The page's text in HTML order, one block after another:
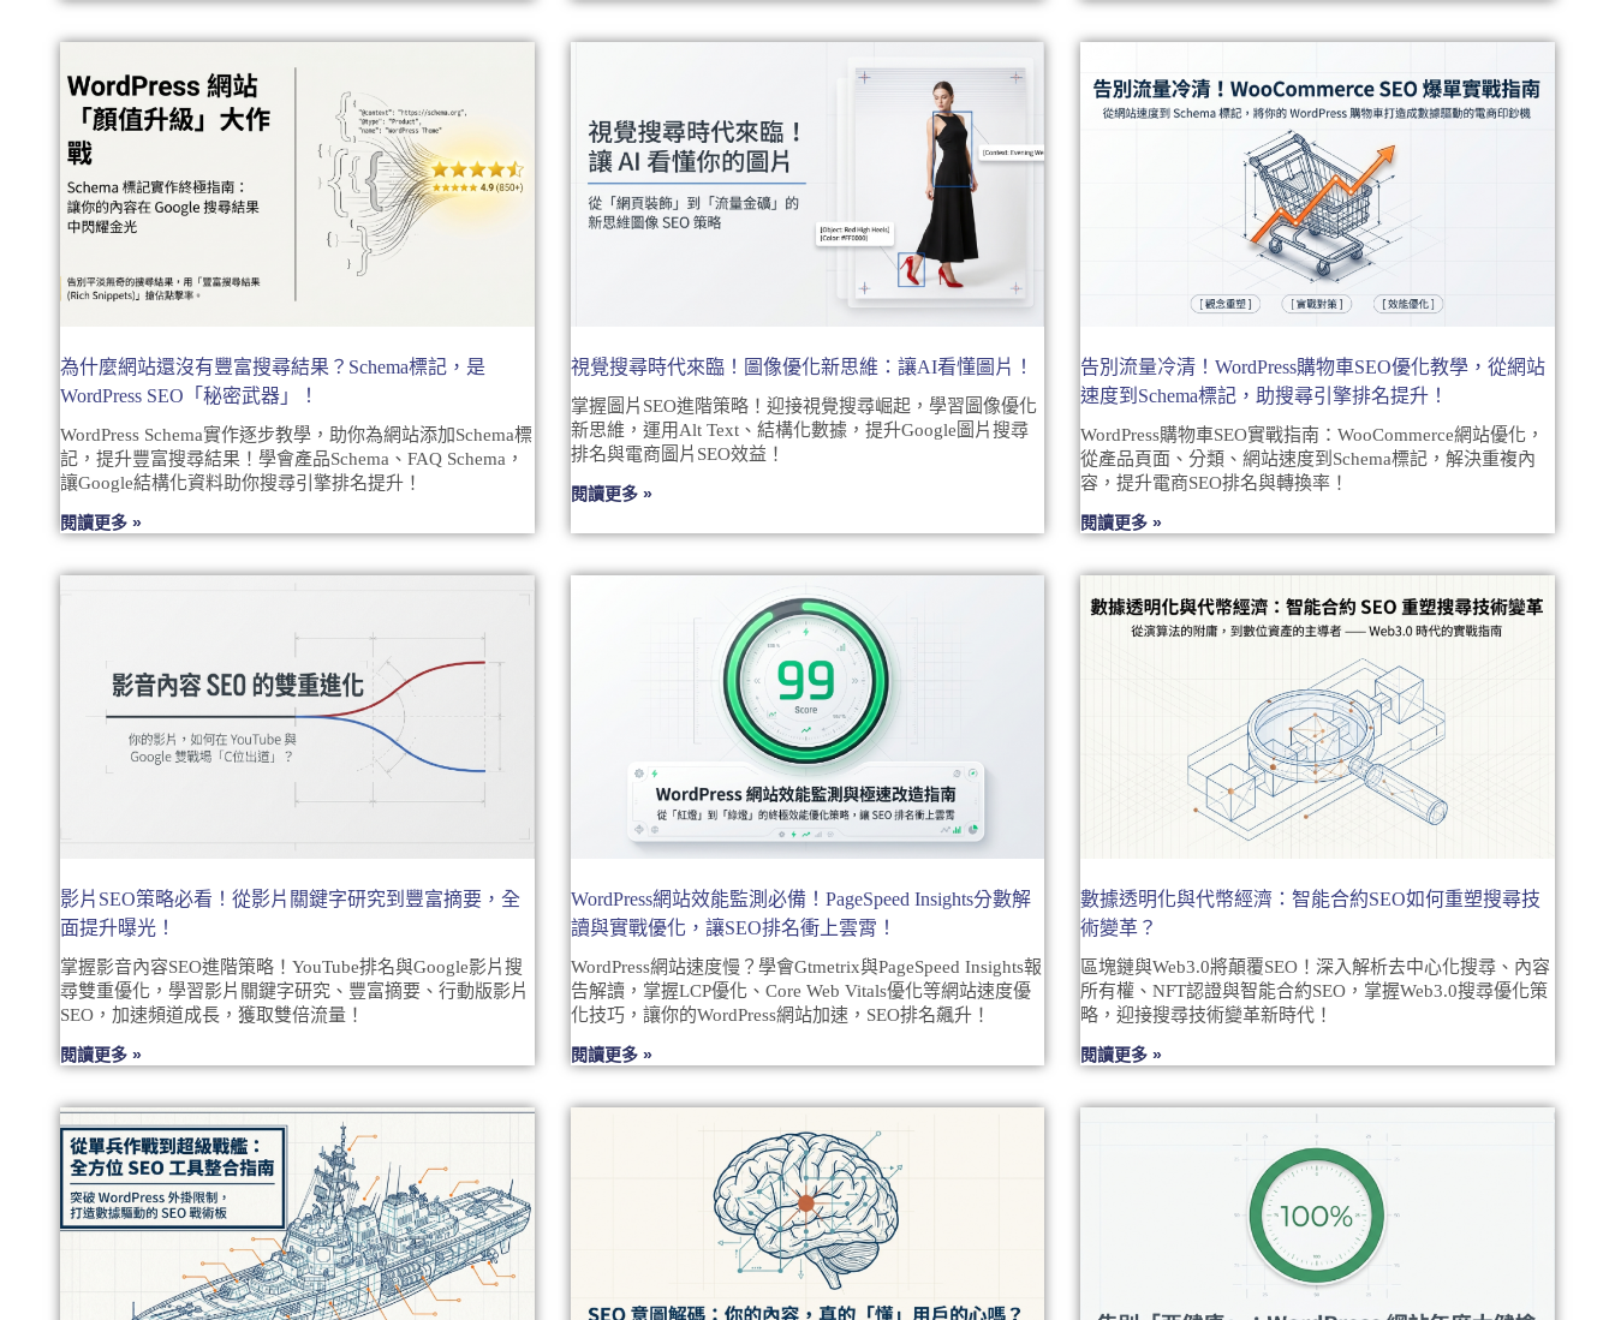
為什麼網站還沒有豐富搜尋結果？Schema標記，是
WordPress SEO「秘密武器」！
WordPress Schema實作逐步教學，助你為網站添加Schema標
記，提升豐富搜尋結果！學會產品Schema、FAQ Schema，
讓Google結構化資料助你搜尋引擎排名提升！
閱讀更多 »
視覺搜尋時代來臨！圖像優化新思維：讓AI看懂圖片！
掌握圖片SEO進階策略！迎接視覺搜尋崛起，學習圖像優化
新思維，運用Alt Text、結構化數據，提升Google圖片搜尋
排名與電商圖片SEO效益！
閱讀更多 »
告別流量冷清！WordPress購物車SEO優化教學，從網站
速度到Schema標記，助搜尋引擎排名提升！
WordPress購物車SEO實戰指南：WooCommerce網站優化，
從產品頁面、分類、網站速度到Schema標記，解決重複內
容，提升電商SEO排名與轉換率！
閱讀更多 »
影片SEO策略必看！從影片關鍵字研究到豐富摘要，全
面提升曝光！
掌握影音內容SEO進階策略！YouTube排名與Google影片搜
尋雙重優化，學習影片關鍵字研究、豐富摘要、行動版影片
SEO，加速頻道成長，獲取雙倍流量！
閱讀更多 »
WordPress網站效能監測必備！PageSpeed Insights分數解
讀與實戰優化，讓SEO排名衝上雲霄！
WordPress網站速度慢？學會Gtmetrix與PageSpeed Insights報
告解讀，掌握LCP優化、Core Web Vitals優化等網站速度優
化技巧，讓你的WordPress網站加速，SEO排名飆升！
閱讀更多 »
數據透明化與代幣經濟：智能合約SEO如何重塑搜尋技
術變革？
區塊鏈與Web3.0將顛覆SEO！深入解析去中心化搜尋、內容
所有權、NFT認證與智能合約SEO，掌握Web3.0搜尋優化策
略，迎接搜尋技術變革新時代！
閱讀更多 »